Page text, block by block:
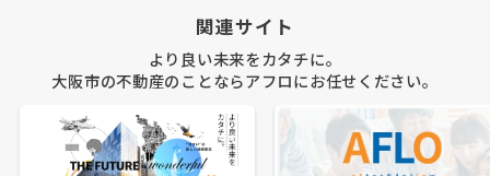
関連サイト
より良い未来をカタチに。
大阪市の不動産のことならアフロにお任せください。